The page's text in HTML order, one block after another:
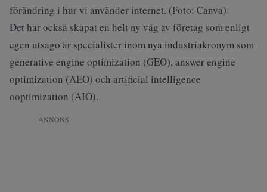
förändring i hur vi använder internet. (Foto: Canva)
Det har också skapat en helt ny våg av företag som enligt
egen utsago är specialister inom nya industriakronym som
generative engine optimization (GEO), answer engine
optimization (AEO) och artificial intelligence
ooptimization (AIO).
ANNONS